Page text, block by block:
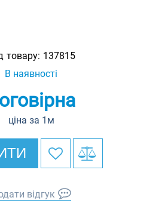
товару: 137815
В наявності
ціна за 1м
відгук